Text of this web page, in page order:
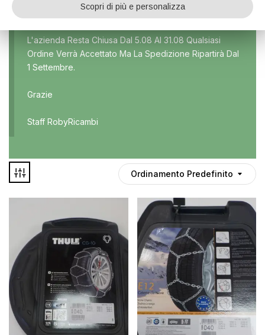
Marca
Modello
Auto usate
Culla
Maniglie
Noleggio
Parti meccaniche
Ponte
Disponibile
In offerta
L'azienda Resta Chiusa Dal 5.08 Al 31.08 Qualsiasi
Ordine Verrà Accettato Ma La Spedizione Ripartirà Dal
1 Settembre.
Grazie
Staff RobyRicambi
Ordinamento Predefinito
Scopri di più e personalizza